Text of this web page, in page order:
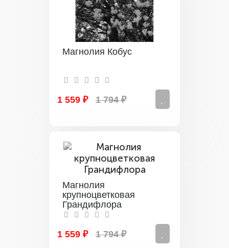
Магнолия Кобус
1 559 ₽ 1 794 ₽
Магнолия
крупноцветковая
Грандифлора
1 559 ₽ 1 794 ₽